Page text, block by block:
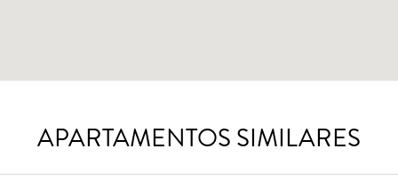
APARTAMENTOS SIMILARES